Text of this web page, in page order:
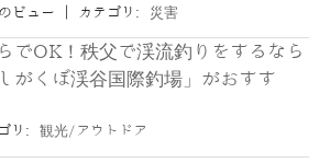
ビュー カテゴリ: 災害
でOK！秩父で渓流釣りをするなら
しがくぼ渓谷国際釣場」がおすす
リ: 観光/アウトドア